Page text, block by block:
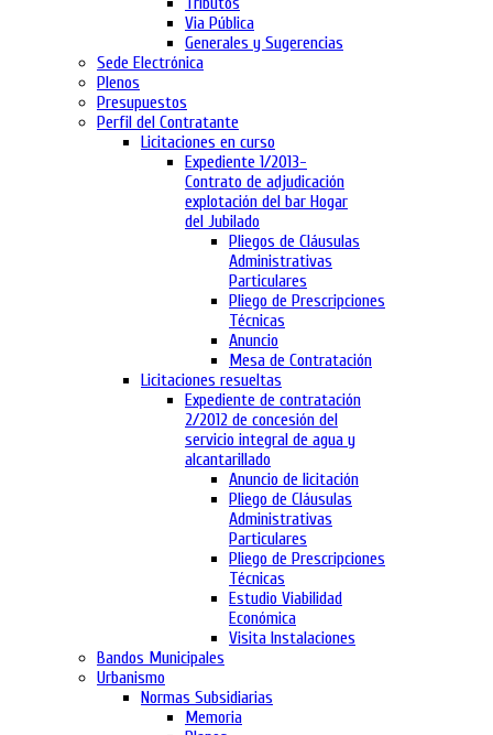
Via Pública
Generales y Sugerencias
Sede Electrónica
Plenos
Presupuestos
Perfil del Contratante
Licitaciones en curso
Expediente 1/2013-
Contrato de adjudicación
explotación del bar Hogar
del Jubilado
Pliegos de Cláusulas
Administrativas
Particulares
Pliego de Prescripciones
Técnicas
Anuncio
Mesa de Contratación
Licitaciones resueltas
Expediente de contratación
2/2012 de concesión del
servicio integral de agua y
alcantarillado
Anuncio de licitación
Pliego de Cláusulas
Administrativas
Particulares
Pliego de Prescripciones
Técnicas
Estudio Viabilidad
Económica
Visita Instalaciones
Bandos Municipales
Urbanismo
Normas Subsidiarias
Memoria